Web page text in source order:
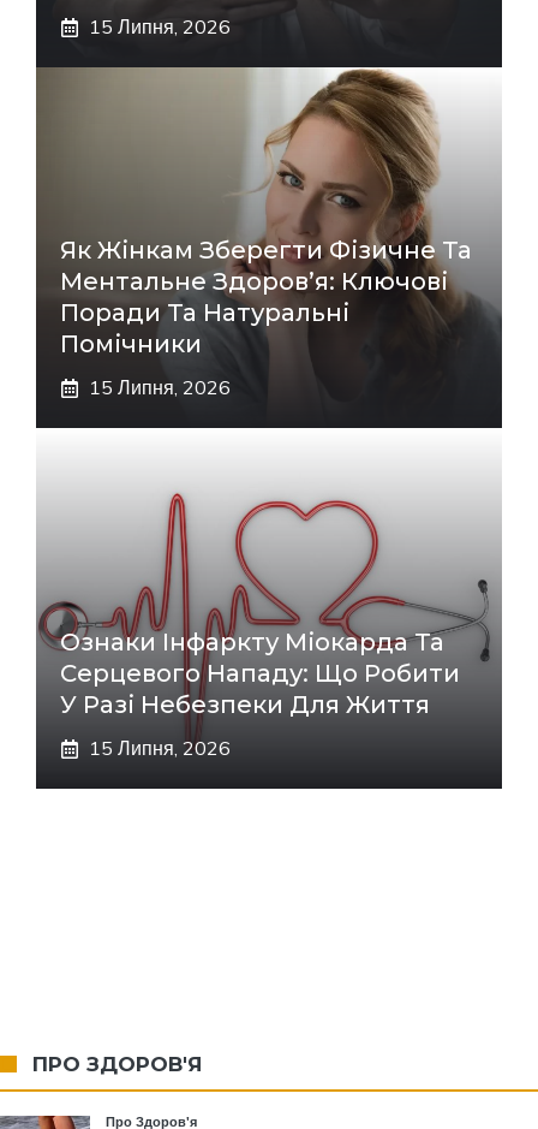
15 Липня, 2026
Як Жінкам Зберегти Фізичне Та
Ментальне Здоров’я: Ключові
Поради Та Натуральні
Помічники
15 Липня, 2026
Ознаки Інфаркту Міокарда Та
Серцевого Нападу: Що Робити
У Разі Небезпеки Для Життя
15 Липня, 2026
ПРО ЗДОРОВ'Я